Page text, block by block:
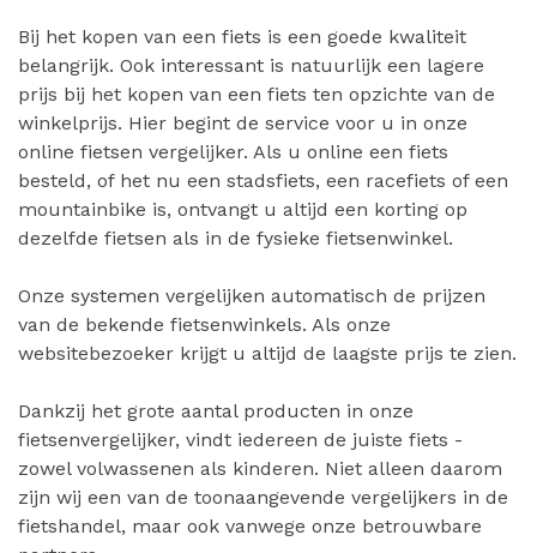
Bij het kopen van een fiets is een goede kwaliteit
belangrijk. Ook interessant is natuurlijk een lagere
prijs bij het kopen van een fiets ten opzichte van de
winkelprijs. Hier begint de service voor u in onze
online fietsen vergelijker. Als u online een fiets
besteld, of het nu een stadsfiets, een racefiets of een
mountainbike is, ontvangt u altijd een korting op
dezelfde fietsen als in de fysieke fietsenwinkel.
Onze systemen vergelijken automatisch de prijzen
van de bekende fietsenwinkels. Als onze
websitebezoeker krijgt u altijd de laagste prijs te zien.
Dankzij het grote aantal producten in onze
fietsenvergelijker, vindt iedereen de juiste fiets -
zowel volwassenen als kinderen. Niet alleen daarom
zijn wij een van de toonaangevende vergelijkers in de
fietshandel, maar ook vanwege onze betrouwbare